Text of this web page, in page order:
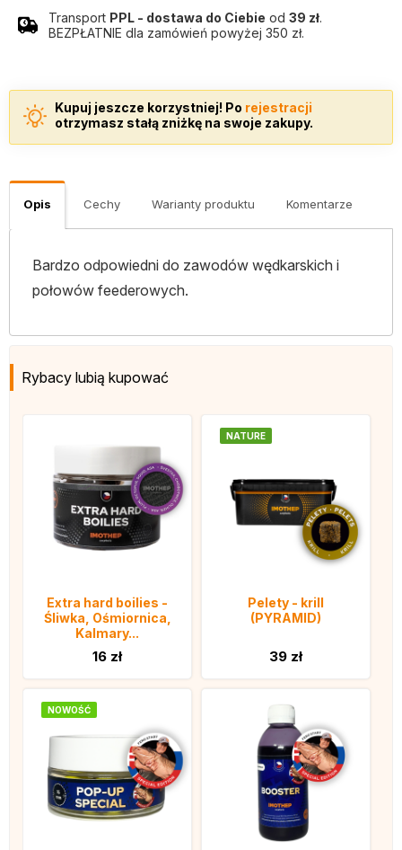
Transport PPL - dostawa do Ciebie od 39 zł.
BEZPŁATNIE dla zamówień powyżej 350 zł.
Kupuj jeszcze korzystniej! Po rejestracji
otrzymasz stałą zniżkę na swoje zakupy.
Opis Cechy Warianty produktu Komentarze
Bardzo odpowiedni do zawodów wędkarskich i
połowów feederowych.
Rybacy lubią kupować
Extra hard boilies -
Śliwka, Ośmiornica,
Kalmary...
16 zł
NATURE
Pelety - krill
(PYRAMID)
39 zł
NOWOŚĆ